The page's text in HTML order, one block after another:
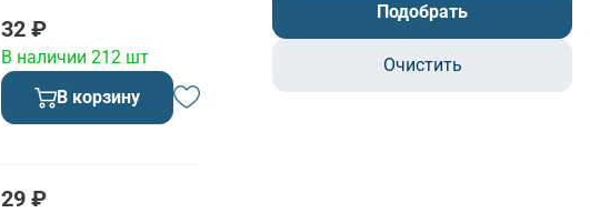
32 ₽
В наличии 212 шт
В корзину
29 ₽
Подобрать
Очистить